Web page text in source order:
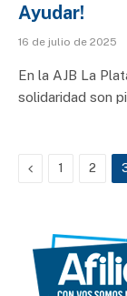
Ayudar!
16 de julio de 2025
En la AJB La
solidaridad son
Previous
1 2